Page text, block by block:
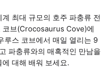
최대 규모의 호주 파충류 전
코브(Crocosaurus Cove)에
루스 코브에서 매일 열리는 9
파충류와의 매혹적인 만남을
대해 배워 보세요.